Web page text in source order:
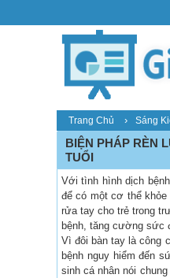
Trang Chủ › Sáng
BIỆN PHÁP RÈN
TUỔI
Với tình hình dịch
để có một cơ thể
rửa tay cho trẻ trong
bệnh, tăng cường sức
Vì đôi bàn tay là công
bệnh nguy hiểm đến
sinh cá nhân nói